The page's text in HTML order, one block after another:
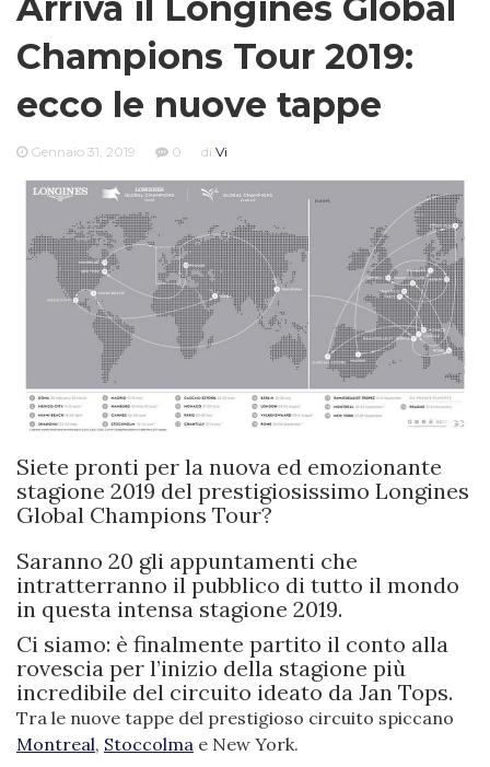
Champions Tour 2019:
ecco le nuove tappe
Gennaio 31, 2019 0 di Vi
Siete pronti per la nuova ed emozionante
stagione 2019 del prestigiosissimo Longines
Global Champions Tour?
Saranno 20 gli appuntamenti che
intratterranno il pubblico di tutto il mondo
in questa intensa stagione 2019.
Ci siamo: è finalmente partito il conto alla
rovescia per l’inizio della stagione più
incredibile del circuito ideato da Jan Tops.
Tra le nuove tappe del prestigioso circuito spiccano
Montreal, Stoccolma e New York.